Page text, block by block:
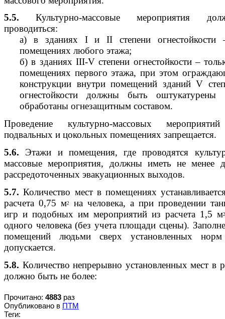
5.5.Культурно-массовые мероприятия
проводиться:
а) в зданиях IиII степени
помещениях любого этажа;
б) в зданиях III-Vстепени огнестойкости –
помещениях первого этажа, при этом
конструкции внутри помещений зданий V
огнестойкости должны быть оштукатурены
обработаны огнезащитным составом.
Проведение культурно-массовых
подвальных и цокольных помещениях запрещается.
5.6. Этажи и помещения, где проводятся
массовые мероприятия, должны иметь не менее
рассредоточенных эвакуационных выходов.
5.7.Количество мест в помещениях
расчета 0,75 м2
на человека, а при проведении
игр и подобных им мероприятий из расчета 1,5 м
одного человека (без учета площади сцены).
помещений людьми сверх установленных
допускается.
5.8. Количество непрерывно установленных мест в
должно быть не более:
Прочитано: 4883 раз
Опубликовано в ПТМ
Теги: